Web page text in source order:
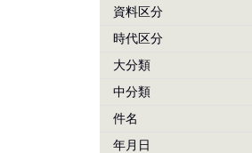
資料区分
時代区分
大分類
中分類
件名
年月日